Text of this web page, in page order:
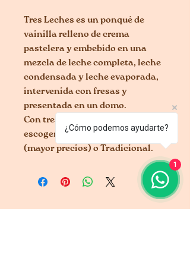
Tres Leches es un ponqué de
vainilla relleno de crema
pastelera y embebido en una
mezcla de leche completa, leche
condensada y leche evaporada,
intervenida con fresas y
presentada en un domo.
Con tres presentaciones a
escoger: Fresas, Profiteroles
(mayor precios) o Tradicional.
¿Cómo podemos ayudarte?
1